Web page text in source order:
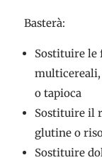
Basterà:
Sostituire le
multicereali,
o tapioca
Sostituire il
glutine o
Sostituire